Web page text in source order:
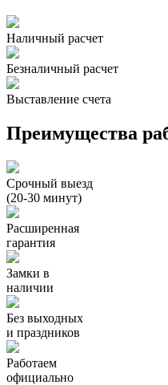
Наличный расчет
Безналичный расчет
Выставление счета
Преимущества
Срочный выезд
(20-30 минут)
Расширенная
гарантия
Замки в
наличии
Без выходных
и праздников
Работаем
официально